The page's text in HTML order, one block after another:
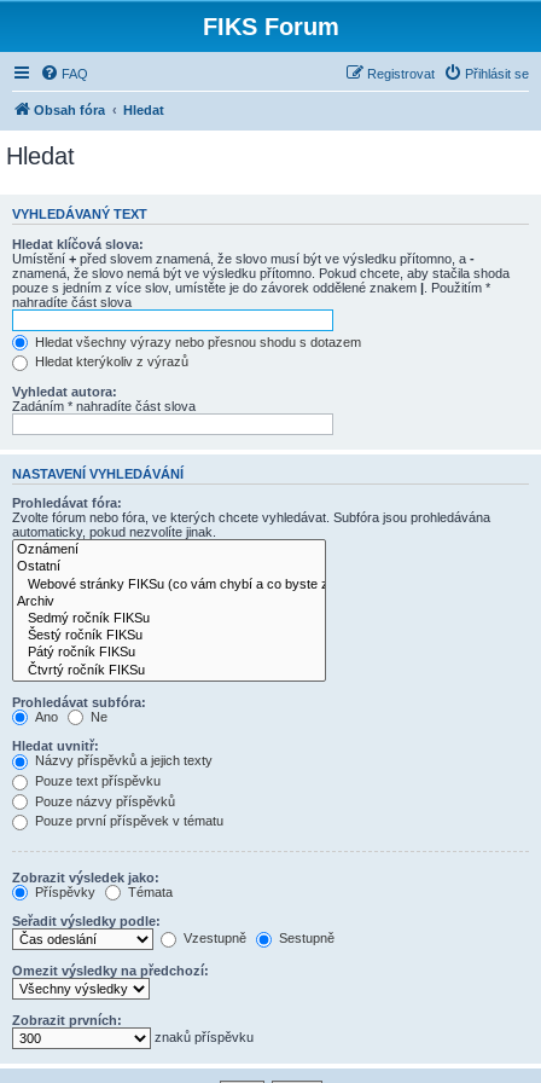
FIKS Forum
FAQ Přihlásit se
Registrovat
Obsah fóra Hledat
Hledat
VYHLEDÁVANÝ TEXT
Hledat klíčová slova:
Umístění + před slovem znamená, že slovo musí být ve výsledku přítomno, a -
znamená, že slovo nemá být ve výsledku přítomno. Pokud chcete, aby stačila shoda
pouze s jedním z více slov, umístěte je do závorek oddělené znakem | . Použitím *
nahradíte část slova
Hledat všechny výrazy nebo přesnou shodu s dotazem
Hledat kterýkoliv z výrazů
Vyhledat autora:
Zadáním * nahradíte část slova
NASTAVENÍ VYHLEDÁVÁNÍ
Prohledávat fóra:
Zvolte fórum nebo fóra, ve kterých chcete vyhledávat. Subfóra jsou prohledávána
automaticky, pokud nezvolíte jinak.
Prohledávat subfóra:
Ano
Ne
Hledat uvnitř:
Názvy příspěvků a jejich texty
Pouze text příspěvku
Pouze názvy příspěvků
Pouze první příspěvek v tématu
Zobrazit výsledek jako:
Příspěvky
Témata
Seřadit výsledky podle:
Vzestupně
Sestupně
Omezit výsledky na předchozí:
Zobrazit prvních:
znaků příspěvku